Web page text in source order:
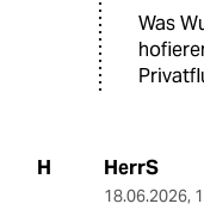
Was
H HerrS
18.06.2026,